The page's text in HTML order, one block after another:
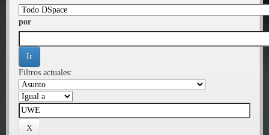
por
Filtros actuales: